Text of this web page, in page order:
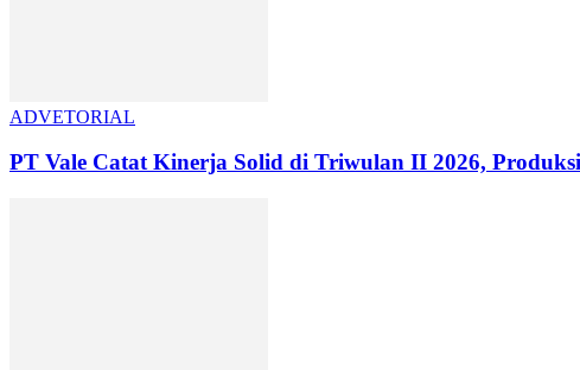
ADVETORIAL
PT Vale Catat Kinerja Solid di Triwulan II 2026,